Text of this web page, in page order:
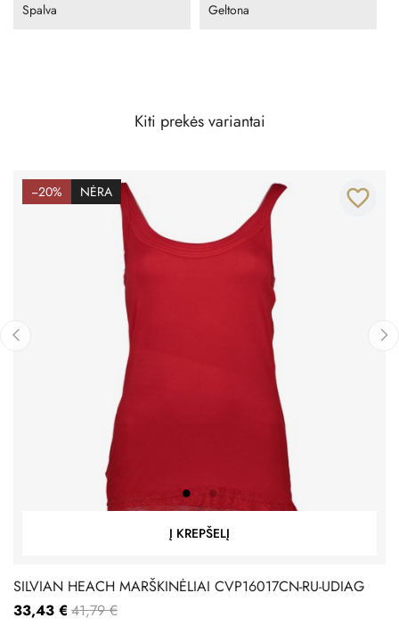
Spalva Geltona
Kiti prekės variantai
−20% NĖRA
Į KREPŠELĮ
favorite_border
SILVIAN HEACH MARŠKINĖLIAI CVP16017CN-RU-UDIAG
33,43 € 41,79 €